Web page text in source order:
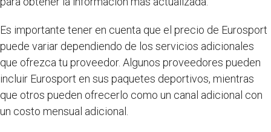
Es importante tener en cuenta que el precio de Eurosport
puede variar dependiendo de los servicios adicionales
que ofrezca tu proveedor. Algunos proveedores pueden
incluir Eurosport en sus paquetes deportivos, mientras
que otros pueden ofrecerlo como un canal adicional con
un costo mensual adicional.